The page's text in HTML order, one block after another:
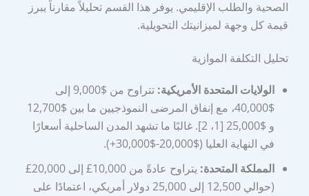
الصحية والطلب الإقليمي. يوفر هذا القسم تحليلاً مقارناً يبرز
قيمة كل وجهة لميزانيتك التحويلية.
تحليل التكلفة الموازية
الولايات المتحدة الأمريكية:
تتراوح من $9,000 إلى
$40,000، مع إنفاق المرضى النموذجيين ما بين $12,700
و $25,000 [1، 2]. غالبًا ما تشهد المدن الساحلية أسعارًا
في النهاية العليا ($20,000-$30,000+).
المملكة المتحدة:
يتراوح عادةً من 10,000£ إلى 20,000£
(حوالي 12,500 إلى 25,000 دولار أمريكي، اعتمادًا على